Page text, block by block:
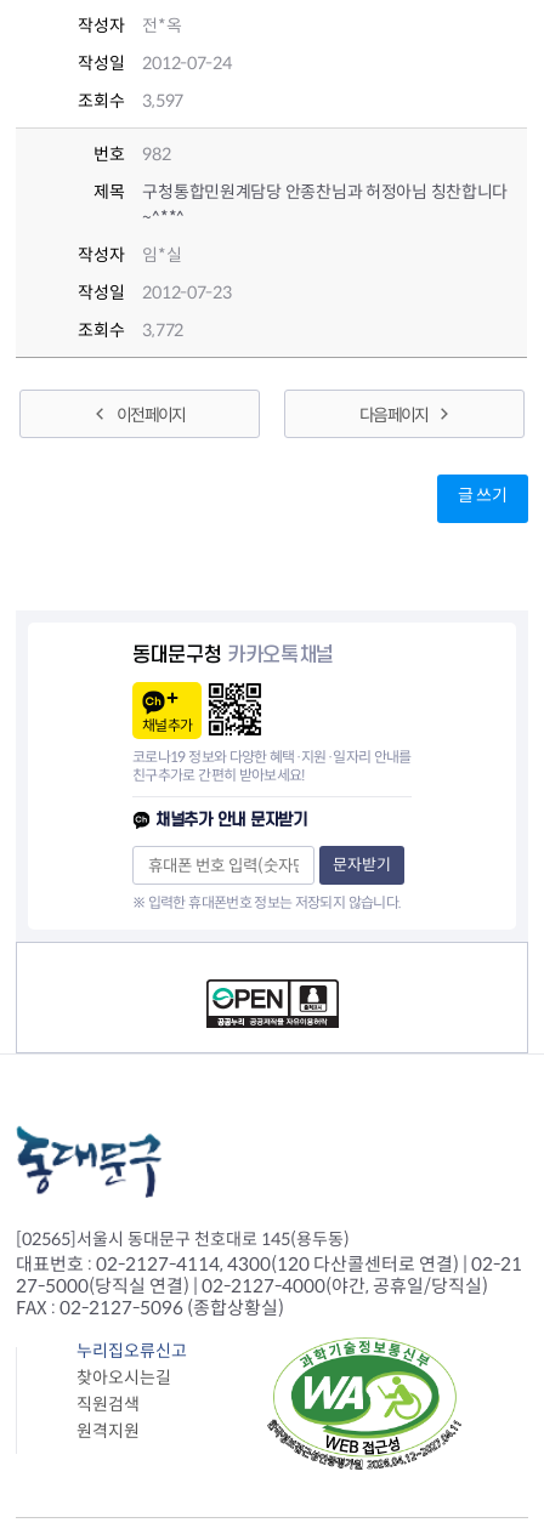
작성자
전*옥
작성일
2012-07-24
조회수
3,597
번호
982
제목
구청통합민원계담당 안종찬님과 허정아님 칭찬합니다
~^**^
작성자
임*실
작성일
2012-07-23
조회수
3,772
이전 페이지 다음 페이지
글 쓰기
동대문구청 카카오톡채널
채널추가
코로나19 정보와 다양한 혜택·지원·일자리 안내를
친구추가로 간편히 받아보세요!
채널추가 안내 문자받기
문자받기
※ 입력한 휴대폰번호 정보는 저장되지 않습니다.
[02565]서울시 동대문구 천호대로 145(용두동)
대표번호 : 02-2127-4114, 4300(120 다산콜센터로 연결) | 02-21
27-5000(당직실 연결) | 02-2127-4000(야간, 공휴일/당직실)
FAX : 02-2127-5096 (종합상황실)
누리집오류신고
찾아오시는길
직원검색
원격지원